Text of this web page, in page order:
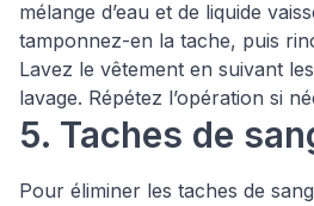
mélange d’eau et de liquide
tamponnez-en la tache, puis
Lavez le vêtement en suivant
lavage. Répétez l’opération si
5. Taches de
Pour éliminer les taches de